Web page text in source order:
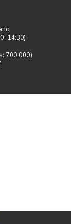
14:30)
700 000)